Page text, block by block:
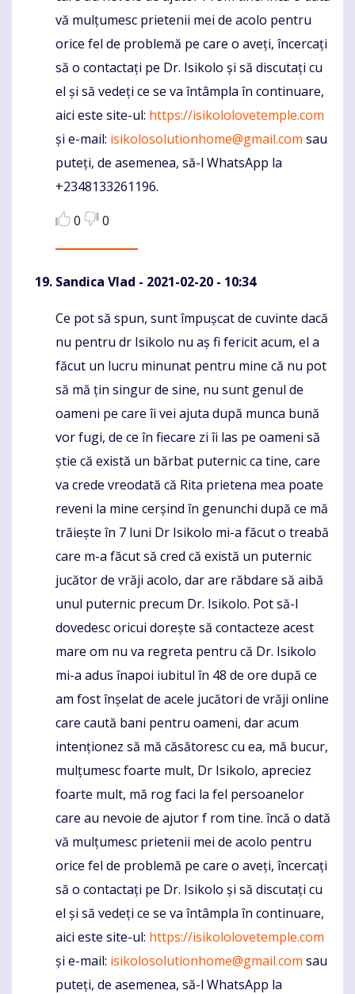
vă mulțumesc prietenii mei de acolo pentru
orice fel de problemă pe care o aveți, încercați
să o contactați pe Dr. Isikolo și să discutați cu
el și să vedeți ce se va întâmpla în continuare,
aici este site-ul: https://isikololovetemple.com
și e-mail: isikolosolutionhome@gmail.com sau
puteți, de asemenea, să-l WhatsApp la
+2348133261196.
0
0
Sandica Vlad - 2021-02-20 - 10:34
Komentaras
Ce pot să spun, sunt împușcat de cuvinte dacă
nu pentru dr Isikolo nu aș fi fericit acum, el a
făcut un lucru minunat pentru mine că nu pot
să mă țin singur de sine, nu sunt genul de
oameni pe care îi vei ajuta după munca bună
vor fugi, de ce în fiecare zi îi las pe oameni să
știe că există un bărbat puternic ca tine, care
va crede vreodată că Rita prietena mea poate
reveni la mine cerșind în genunchi după ce mă
trăiește în 7 luni Dr Isikolo mi-a făcut o treabă
care m-a făcut să cred că există un puternic
jucător de vrăji acolo, dar are răbdare să aibă
unul puternic precum Dr. Isikolo. Pot să-l
dovedesc oricui dorește să contacteze acest
mare om nu va regreta pentru că Dr. Isikolo
mi-a adus înapoi iubitul în 48 de ore după ce
am fost înșelat de acele jucători de vrăji online
care caută bani pentru oameni, dar acum
intenționez să mă căsătoresc cu ea, mă bucur,
mulțumesc foarte mult, Dr Isikolo, apreciez
foarte mult, mă rog faci la fel persoanelor
care au nevoie de ajutor f rom tine. încă o dată
vă mulțumesc prietenii mei de acolo pentru
orice fel de problemă pe care o aveți, încercați
să o contactați pe Dr. Isikolo și să discutați cu
el și să vedeți ce se va întâmpla în continuare,
aici este site-ul: https://isikololovetemple.com
și e-mail: isikolosolutionhome@gmail.com sau
puteți, de asemenea, să-l WhatsApp la